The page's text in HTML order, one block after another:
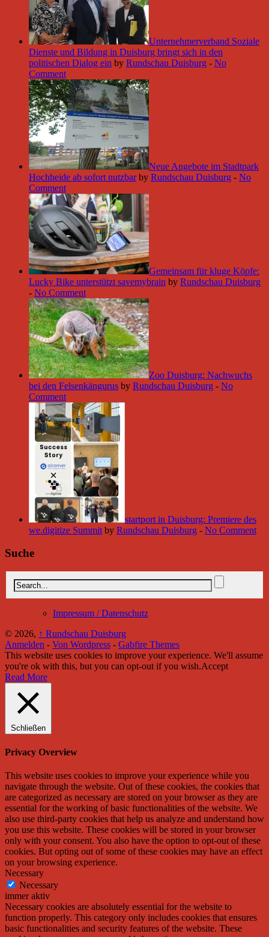
Unternehmerverband Soziale
Dienste und Bildung in Duisburg bringt sich in den
politischen Dialog ein by Rundschau Duisburg - No
Comment
Neue Angebote im Stadtpark
Hochheide ab sofort nutzbar by Rundschau Duisburg - No
Comment
Gemeinsam für kluge Köpfe:
Lucky Bike unterstützt savemybrain by Rundschau Duisburg
- No Comment
Zoo Duisburg: Nachwuchs
bei den Felsenkängurus by Rundschau Duisburg - No
Comment
startport in Duisburg: Premiere des
we.digitize Summit by Rundschau Duisburg - No Comment
Suche
Impressum / Datenschutz
© 2026, ↑ Rundschau Duisburg
Anmelden - Von Wordpress - Gabfire Themes
This website uses cookies to improve your experience. We'll assume
you're ok with this, but you can opt-out if you wish.Accept
Read More
Schließen
Privacy Overview
This website uses cookies to improve your experience while you
navigate through the website. Out of these cookies, the cookies that
are categorized as necessary are stored on your browser as they are
essential for the working of basic functionalities of the website. We
also use third-party cookies that help us analyze and understand how
you use this website. These cookies will be stored in your browser
only with your consent. You also have the option to opt-out of these
cookies. But opting out of some of these cookies may have an effect
on your browsing experience.
Necessary
Necessary
immer aktiv
Necessary cookies are absolutely essential for the website to
function properly. This category only includes cookies that ensures
basic functionalities and security features of the website. These